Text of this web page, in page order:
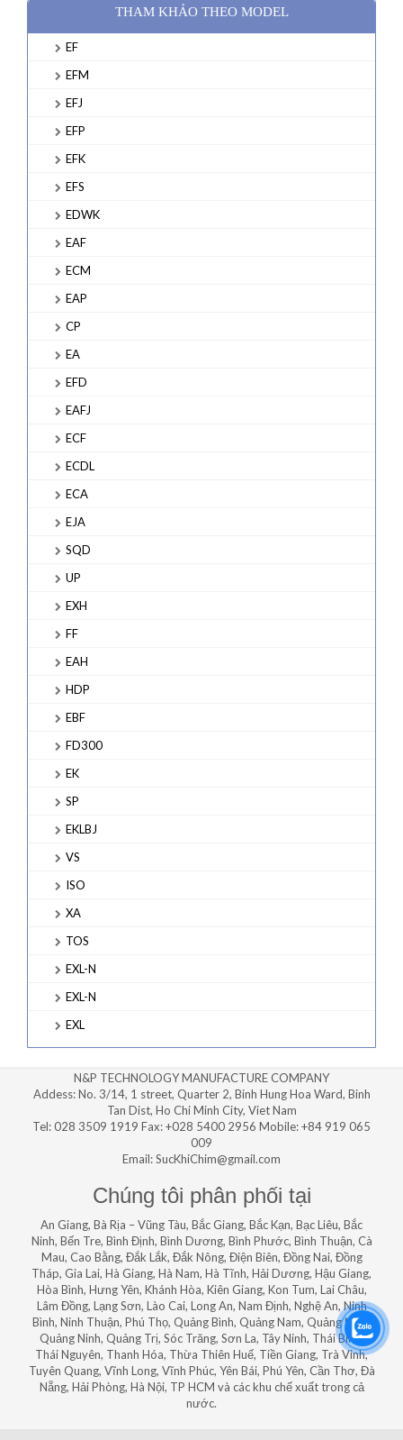
THAM KHẢO THEO MODEL
EF
EFM
EFJ
EFP
EFK
EFS
EDWK
EAF
ECM
EAP
CP
EA
EFD
EAFJ
ECF
ECDL
ECA
EJA
SQD
UP
EXH
FF
EAH
HDP
EBF
FD300
EK
SP
EKLBJ
VS
ISO
XA
TOS
EXL-N
EXL-N
EXL
N&P TECHNOLOGY MANUFACTURE COMPANY
Addess: No. 3/14, 1 street, Quarter 2, Binh Hung Hoa Ward, Binh
Tan Dist, Ho Chi Minh City, Viet Nam
Tel: 028 3509 1919 Fax: +028 5400 2956 Mobile: +84 919 065
009
Email: SucKhiChim@gmail.com
Chúng tôi phân phối tại
An Giang, Bà Rịa – Vũng Tàu, Bắc Giang, Bắc Kạn, Bạc Liêu, Bắc
Ninh, Bến Tre, Bình Định, Bình Dương, Bình Phước, Bình Thuận, Cà
Mau, Cao Bằng, Đắk Lắk, Đắk Nông, Điện Biên, Đồng Nai, Đồng
Tháp, Gia Lai, Hà Giang, Hà Nam, Hà Tĩnh, Hải Dương, Hậu Giang,
Hòa Bình, Hưng Yên, Khánh Hòa, Kiên Giang, Kon Tum, Lai Châu,
Lâm Đồng, Lạng Sơn, Lào Cai, Long An, Nam Định, Nghệ An, Ninh
Bình, Ninh Thuận, Phú Thọ, Quảng Bình, Quảng Nam, Quảng Ngãi,
Quảng Ninh, Quảng Trị, Sóc Trăng, Sơn La, Tây Ninh, Thái Bình,
Thái Nguyên, Thanh Hóa, Thừa Thiên Huế, Tiền Giang, Trà Vinh,
Tuyên Quang, Vĩnh Long, Vĩnh Phúc, Yên Bái, Phú Yên, Cần Thơ, Đà
Nẵng, Hải Phòng, Hà Nội, TP HCM và các khu chế xuất trong cả
nước.